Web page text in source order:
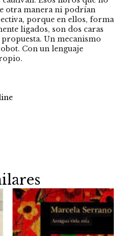
otra manera ni podrían
porque en ellos, forma
ligados, son dos caras
Un mecanismo
Con un lenguaje